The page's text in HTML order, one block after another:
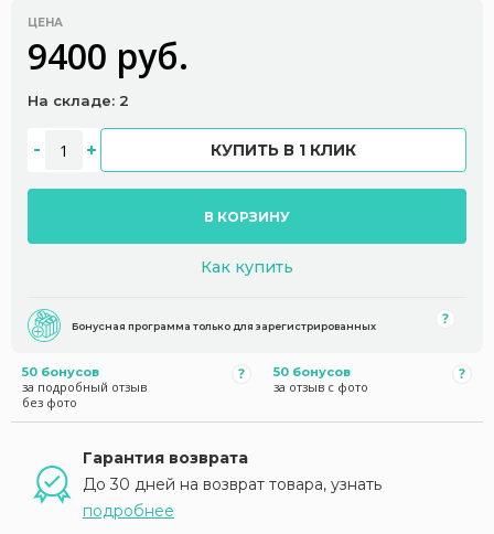
ЦЕНА
9400 руб.
На складе: 2
КУПИТЬ В 1 КЛИК
В КОРЗИНУ
Как купить
Бонусная программа только для зарегистрированных
50 бонусов
за подробный отзыв
без фото
50 бонусов
за отзыв с фото
Гарантия возврата
До 30 дней на возврат товара, узнать
подробнее